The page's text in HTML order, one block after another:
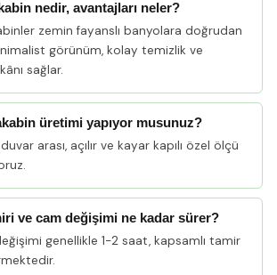
nedir, avantajları neler?
zemin fayanslı banyolara doğrudan
görünüm, kolay temizlik ve
sağlar.
üretimi yapıyor musunuz?
arası, açılır ve kayar kapılı özel ölçü
ve cam değişimi ne kadar sürer?
genellikle 1-2 saat, kapsamlı tamir